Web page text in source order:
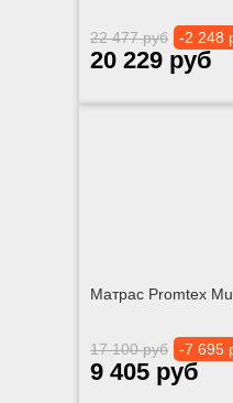
22 477 руб -2 248
20 229 руб
Матрас Promtex
17 100 руб -7 695
9 405 руб